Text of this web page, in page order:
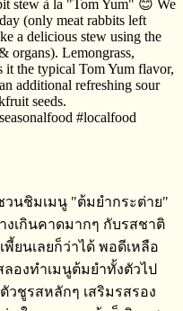
วนชิมเมนู​ "ต้มยำกระต่าย​"
งเกินคาดมากๆ​ กับรสชาติ
ยนเลยก็ว่าได้​ พอดีเหลือ
องทำเมนูต้มยำทั้งตัวไป
วชูรสหลักๆ เสริมรสรอง